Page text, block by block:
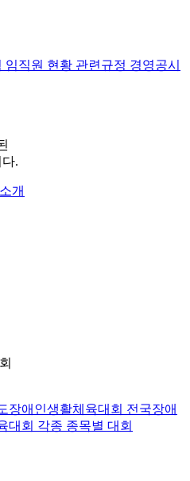
임직원 현황 관련규정 경영공시
.
개
장애인생활체육대회 전국장애
대회 각종 종목별 대회